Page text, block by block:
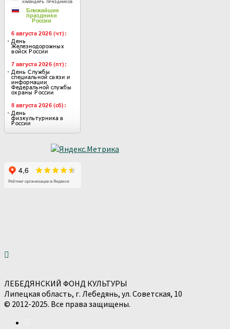
ЛЕБЕДЯНСКИЙ ФОНД КУЛЬТУРЫ
Липецкая область, г. Лебедянь, ул. Советская, 10
© 2012-2025. Все права защищены.